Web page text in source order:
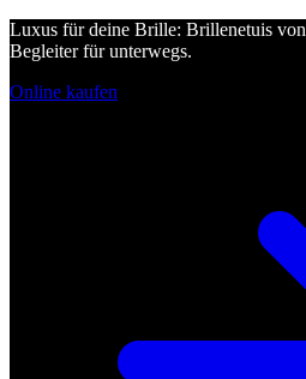
Luxus für deine Brille: Brillenetuis von
Begleiter für unterwegs.
Online kaufen